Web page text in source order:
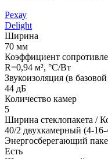
Рехау
Delight
Ширина
70 мм
Коэффициент
R=0,94 м², °С/Вт
Звукоизоляция (в
44 дБ
Количество камер
5
Ширина стеклопакета /
40/2 двухкамерный (4-
Энергосберегающий
Есть